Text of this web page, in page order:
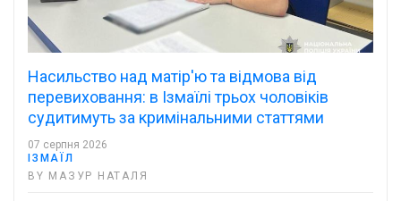
Насильство над матір'ю та відмова від
перевиховання: в Ізмаїлі трьох чоловіків
судитимуть за кримінальними статтями
07 серпня 2026
ІЗМАЇЛ
BY МАЗУР НАТАЛЯ